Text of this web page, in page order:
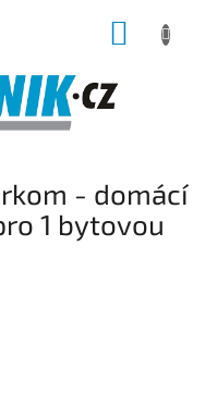
- domácí
1 bytovou